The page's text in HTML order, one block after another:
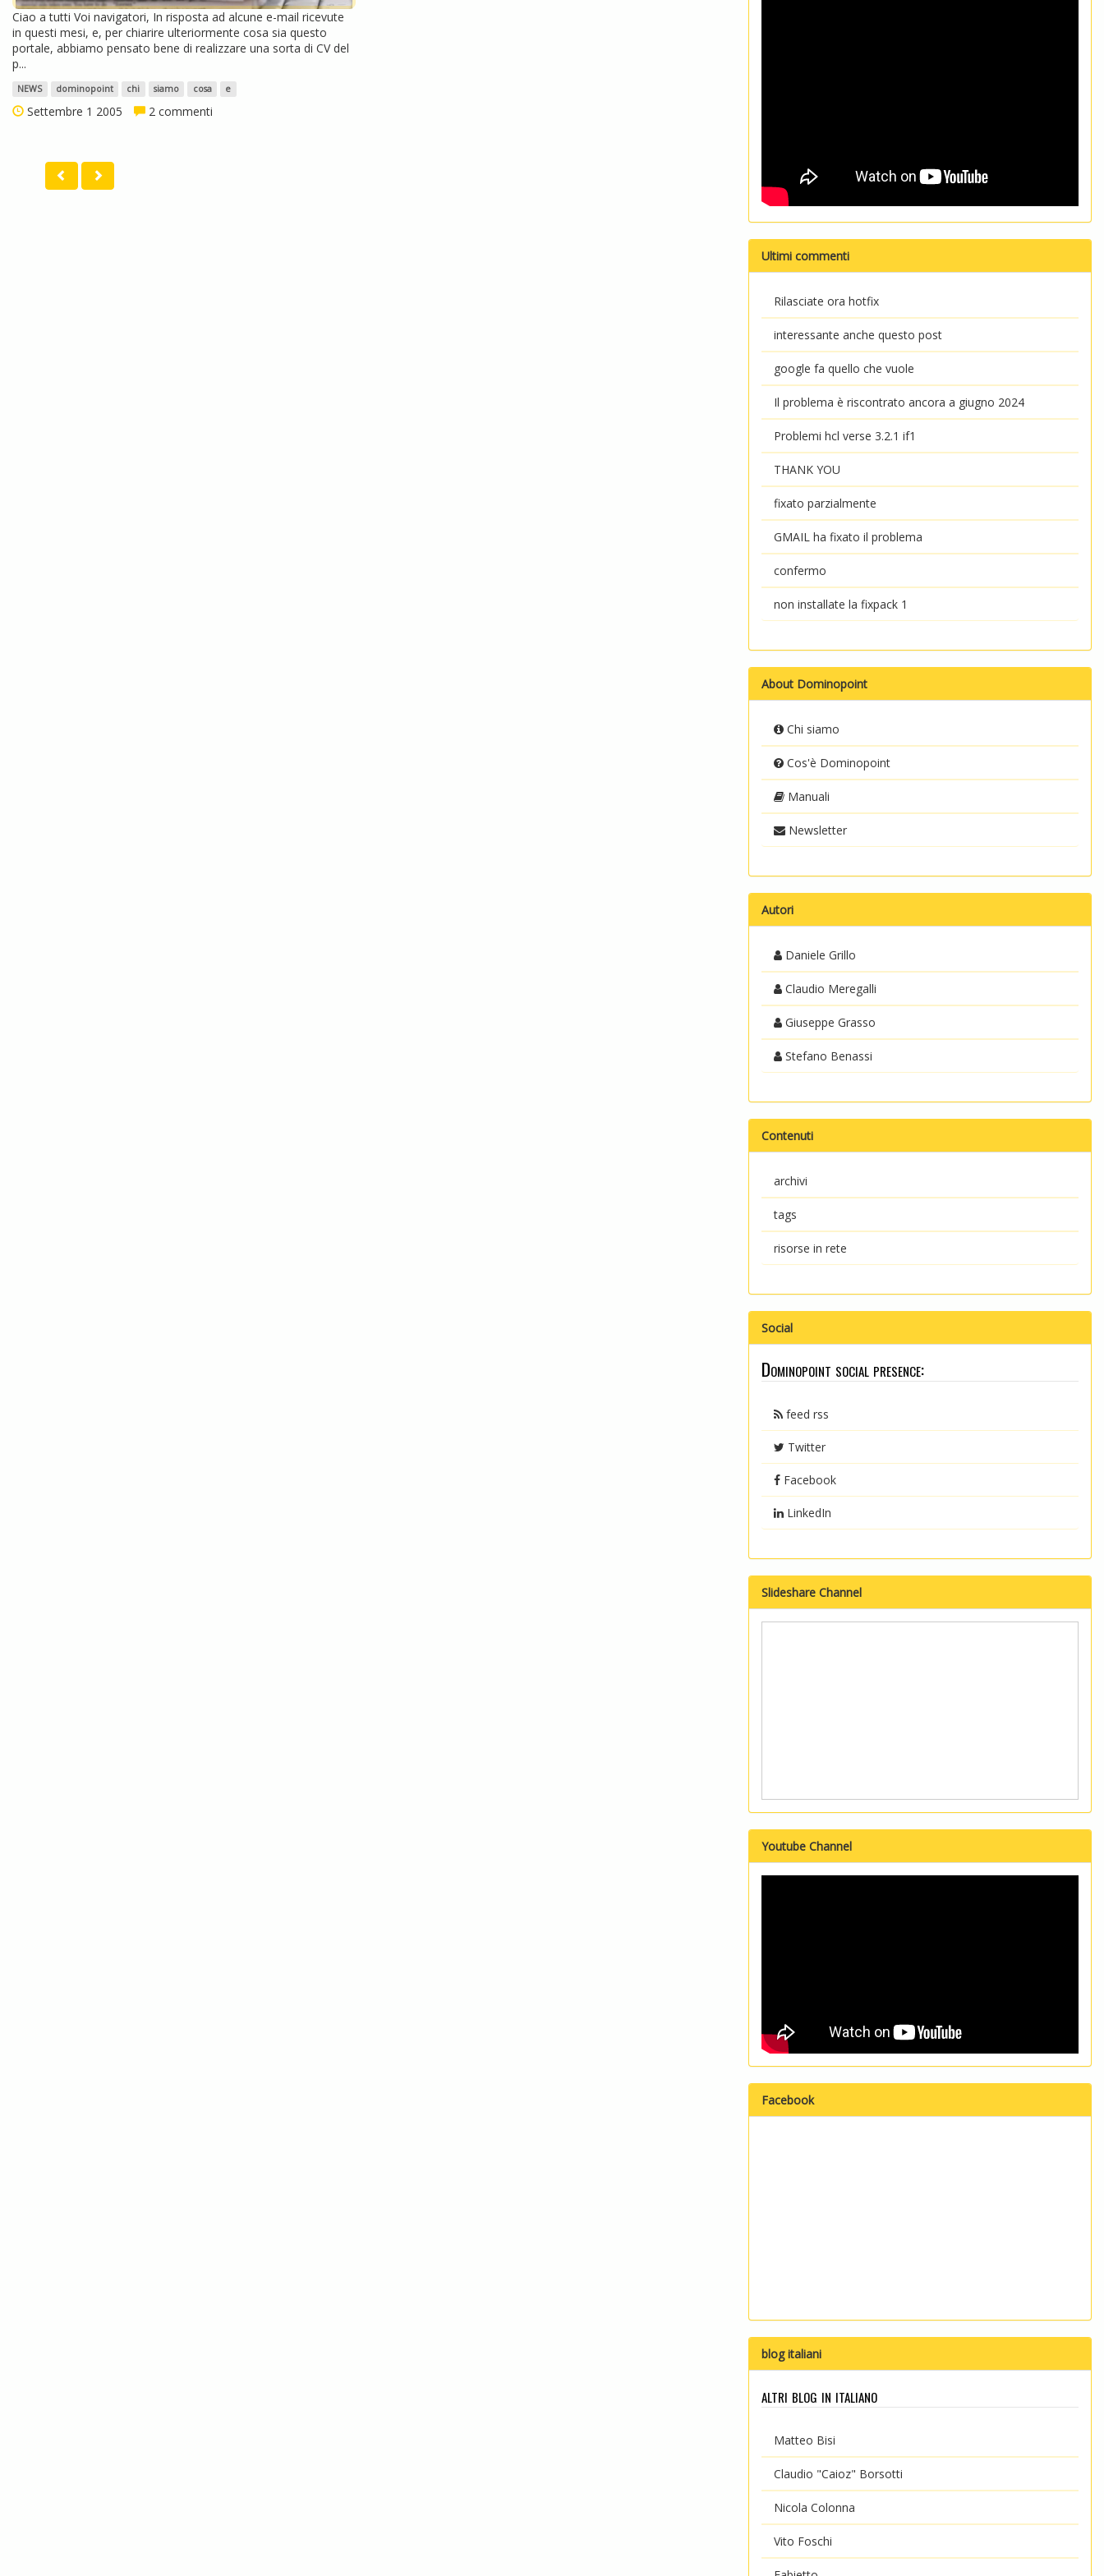
Ciao a tutti Voi navigatori, In risposta ad alcune e-mail ricevute
in questi mesi, e, per chiarire ulteriormente cosa sia questo
portale, abbiamo pensato bene di realizzare una sorta di CV del
p...
NEWS dominopoint chi siamo cosa e
Settembre 1 2005 2 commenti
Ultimi commenti
Rilasciate ora hotfix
interessante anche questo post
google fa quello che vuole
Il problema è riscontrato ancora a giugno 2024
Problemi hcl verse 3.2.1 if1
THANK YOU
fixato parzialmente
GMAIL ha fixato il problema
confermo
non installate la fixpack 1
About Dominopoint
Chi siamo
Cos'è Dominopoint
Manuali
Newsletter
Autori
Daniele Grillo
Claudio Meregalli
Giuseppe Grasso
Stefano Benassi
Contenuti
archivi
tags
risorse in rete
Social
Dominopoint social presence:
feed rss
Twitter
Facebook
LinkedIn
Slideshare Channel
Youtube Channel
Facebook
blog italiani
altri blog in italiano
Matteo Bisi
Claudio "Caioz" Borsotti
Nicola Colonna
Vito Foschi